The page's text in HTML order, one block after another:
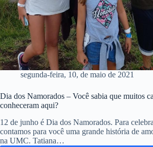
segunda-feira, 10, de maio de 2021
Dia dos Namorados – Você sabia que muitos
conheceram aqui?
12 de junho é Dia dos Namorados. Para
contamos para você uma grande história de
na UMC. Tatiana…